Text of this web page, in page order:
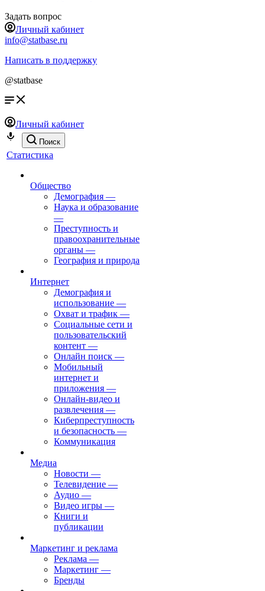
Задать вопрос
Личный кабинет
info@statbase.ru
Написать в поддержку
@statbase
Личный кабинет
Поиск
Статистика
Общество
Демография —
Наука и образование
—
Преступность и
правоохранительные
органы —
География и природа
Интернет
Демография и
использование —
Охват и трафик —
Социальные сети и
пользовательский
контент —
Онлайн поиск —
Мобильный
интернет и
приложения —
Онлайн-видео и
развлечения —
Киберпреступность
и безопасность —
Коммуникация
Медиа
Новости —
Телевидение —
Аудио —
Видео игры —
Книги и
публикации
Маркетинг и реклама
Реклама —
Маркетинг —
Бренды